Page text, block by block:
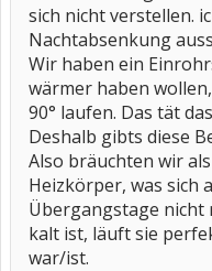
sich nicht verstellen.
Nachtabsenkung
Wir haben ein
wärmer haben
90° laufen. Das tät
Deshalb gibts diese
Also bräuchten wir
Heizkörper, was sich
Übergangstage nicht
kalt ist, läuft sie
war/ist.